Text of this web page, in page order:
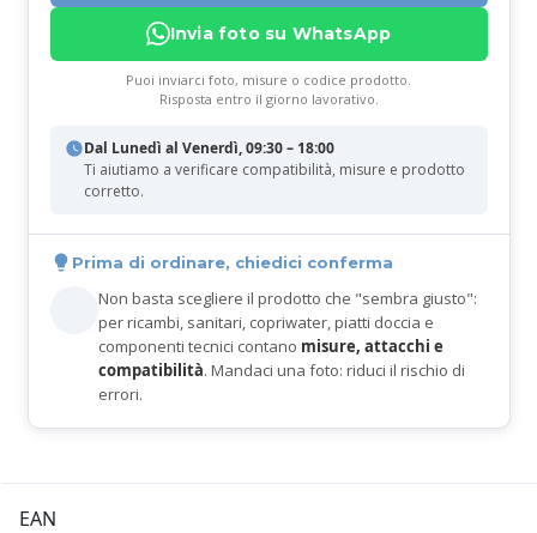
Invia foto su WhatsApp
Puoi inviarci foto, misure o codice prodotto.
Risposta entro il giorno lavorativo.
Dal Lunedì al Venerdì, 09:30 – 18:00
Ti aiutiamo a verificare compatibilità, misure e prodotto
corretto.
Prima di ordinare, chiedici conferma
Non basta scegliere il prodotto che "sembra giusto":
per ricambi, sanitari, copriwater, piatti doccia e
componenti tecnici contano misure, attacchi e
compatibilità. Mandaci una foto: riduci il rischio di
errori.
EAN